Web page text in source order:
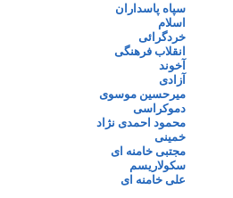
سپاه پاسداران
اسلام
خردگرائی
انقلاب فرهنگی
آخوند
آزادی
میرحسین موسوی
دموکراسی
محمود احمدی نژاد
خمینی
مجتبی خامنه ای
سکولاریسم
علی خامنه ای